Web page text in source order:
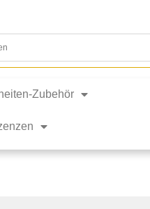
Zubehör